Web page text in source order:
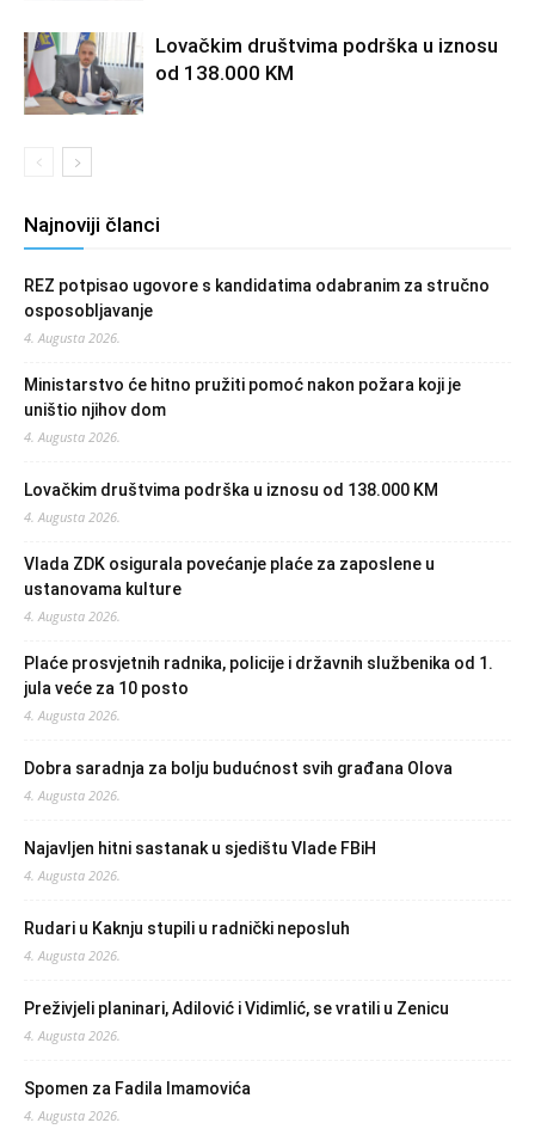
Lovačkim društvima podrška u iznosu
od 138.000 KM
Najnoviji članci
REZ potpisao ugovore s kandidatima odabranim za stručno
osposobljavanje
4. Augusta 2026.
Ministarstvo će hitno pružiti pomoć nakon požara koji je
uništio njihov dom
4. Augusta 2026.
Lovačkim društvima podrška u iznosu od 138.000 KM
4. Augusta 2026.
Vlada ZDK osigurala povećanje plaće za zaposlene u
ustanovama kulture
4. Augusta 2026.
Plaće prosvjetnih radnika, policije i državnih službenika od 1.
jula veće za 10 posto
4. Augusta 2026.
Dobra saradnja za bolju budućnost svih građana Olova
4. Augusta 2026.
Najavljen hitni sastanak u sjedištu Vlade FBiH
4. Augusta 2026.
Rudari u Kaknju stupili u radnički neposluh
4. Augusta 2026.
Preživjeli planinari, Adilović i Vidimlić, se vratili u Zenicu
4. Augusta 2026.
Spomen za Fadila Imamovića
4. Augusta 2026.